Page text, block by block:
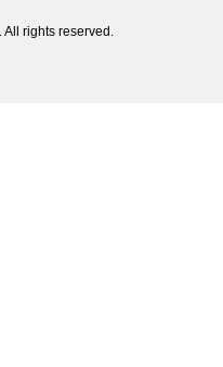
rights reserved.